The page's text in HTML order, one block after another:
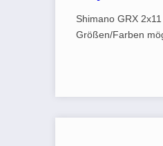
Shimano GRX
Größen/Farben